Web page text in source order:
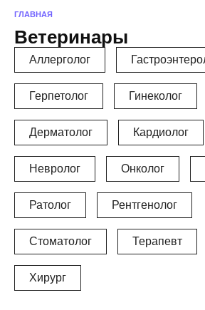
ГЛАВНАЯ
Ветеринары
Аллерголог
Герпетолог Гинеколог
Дерматолог Кардиолог
Невролог Онколог
Ратолог Рентгенолог
Стоматолог Терапевт
Хирург